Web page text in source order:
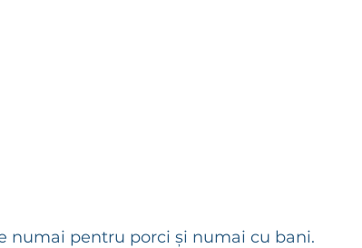
numai pentru porci și numai cu bani.